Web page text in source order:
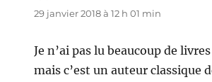
29 janvier 2018 à 12 h 01 min
Je n’ai pas lu beaucoup de
mais c’est un auteur classique